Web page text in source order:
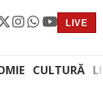
LIVE
CULTURĂ